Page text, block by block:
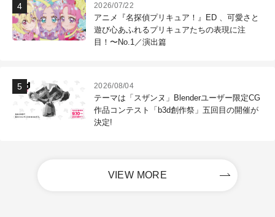
2026/07/22
アニメ『名探偵プリキュア！』ED 、可愛さと
遊び心あふれるプリキュアたちの表現に注
目！〜No.1／演出篇
2026/08/04
テーマは「スザンヌ」Blenderユーザー限定CG
作品コンテスト「b3d創作祭」五回目の開催が
決定!
VIEW MORE